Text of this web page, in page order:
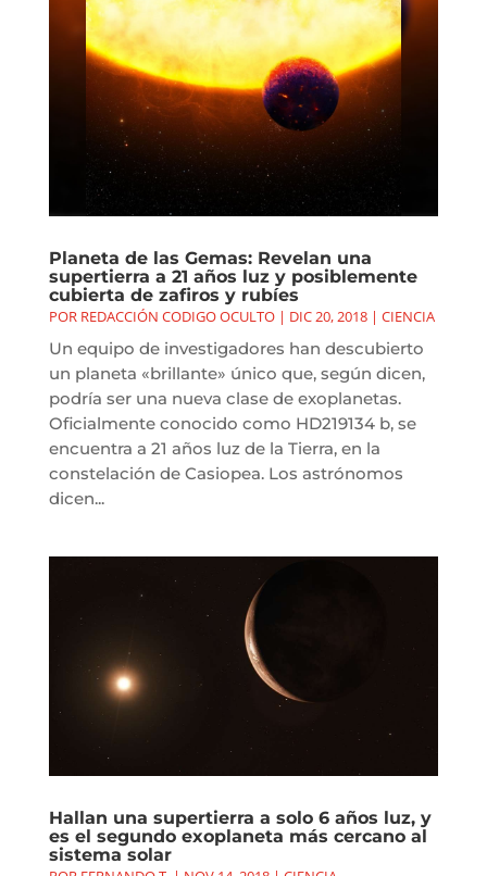
Planeta de las Gemas: Revelan una
supertierra a 21 años luz y posiblemente
cubierta de zafiros y rubíes
POR REDACCIÓN CODIGO OCULTO| DIC 20, 2018| CIENCIA
Un equipo de investigadores han descubierto
un planeta «brillante» único que, según dicen,
podría ser una nueva clase de exoplanetas.
Oficialmente conocido como HD219134 b, se
encuentra a 21 años luz de la Tierra, en la
constelación de Casiopea. Los astrónomos
dicen...
Hallan una supertierra a solo 6 años luz, y
es el segundo exoplaneta más cercano al
sistema solar